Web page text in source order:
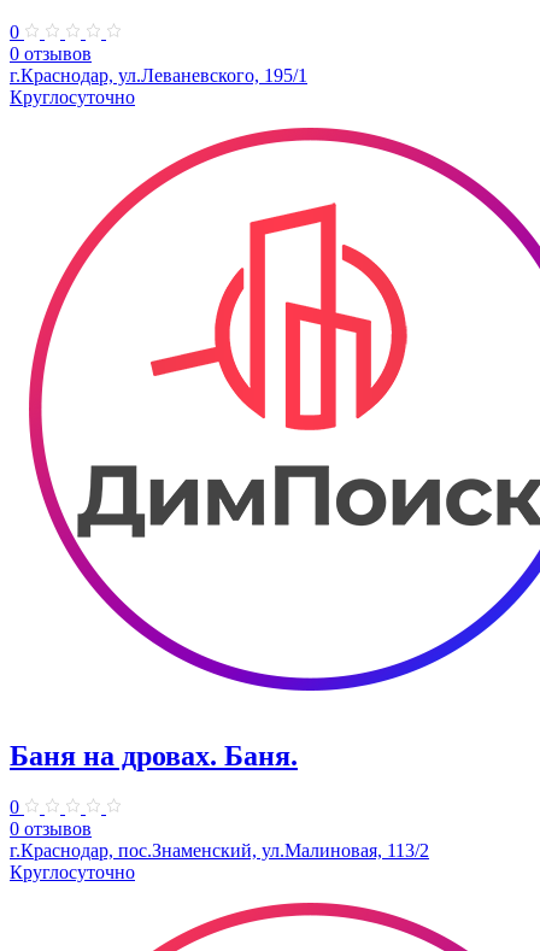
0
0 отзывов
г.Краснодар, ул.Леваневского, 195/1
Круглосуточно
Баня на дровах. Баня.
0
0 отзывов
г.Краснодар, пос.Знаменский, ул.Малиновая, 113/2
Круглосуточно